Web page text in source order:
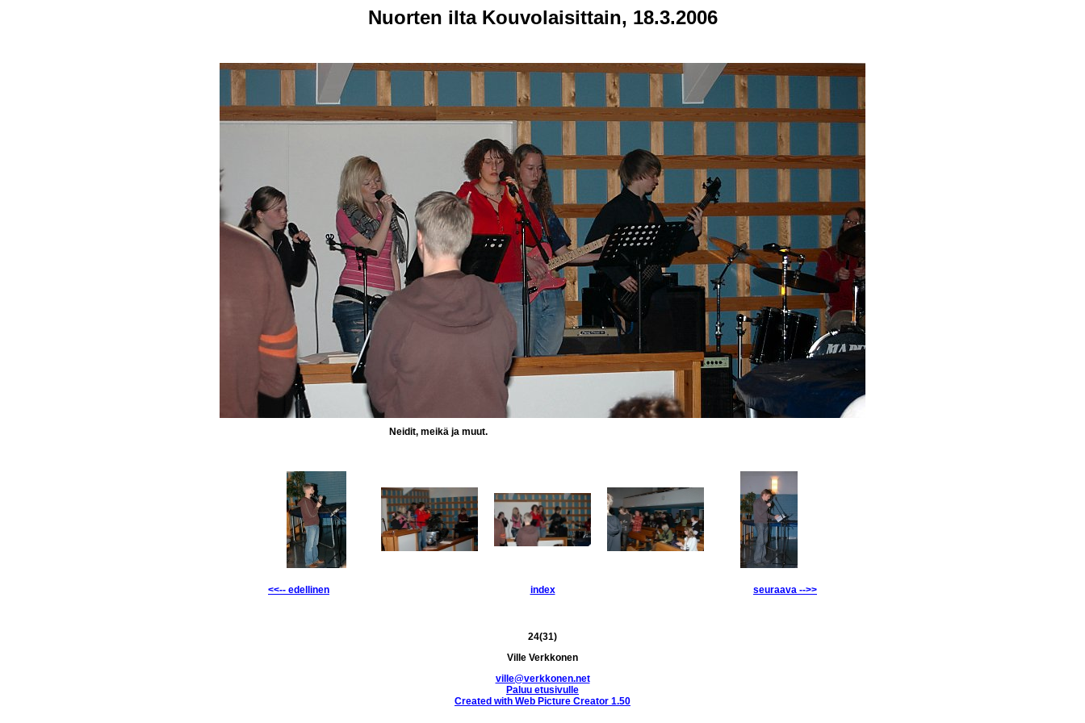
Nuorten ilta Kouvolaisittain, 18.3.2006
Neidit, meikä ja muut.
<<-- edellinen index seuraava -->>
24(31)
Ville Verkkonen
ville@verkkonen.net
Paluu etusivulle
Created with Web Picture Creator 1.50